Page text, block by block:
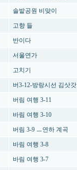
솔밭공원 비맞이
고향 들
반이다
서울연가
고치기
버3-12-방랑시선 김삿갓
버림 여행 3-11
바림 여행 3-10
버림 3-9 ㅡ연하 계곡
바림 여행 3-8
바림 여행 3-7